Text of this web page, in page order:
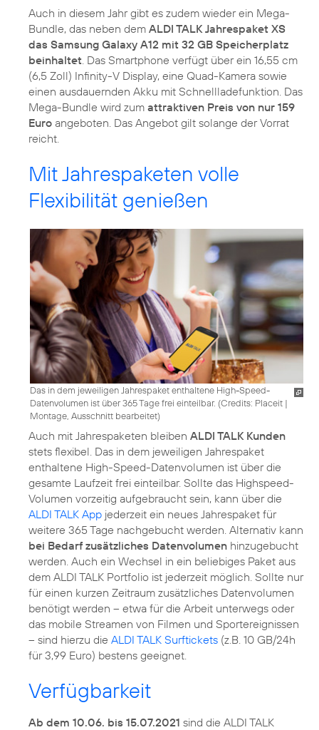
Auch in diesem Jahr gibt es zudem wieder ein Mega-
Bundle, das neben dem ALDI TALK Jahrespaket XS
das Samsung Galaxy A12 mit 32 GB Speicherplatz
beinhaltet. Das Smartphone verfügt über ein 16,55 cm
(6,5 Zoll) Infinity-V Display, eine Quad-Kamera sowie
einen ausdauernden Akku mit Schnellladefunktion. Das
Mega-Bundle wird zum attraktiven Preis von nur 159
Euro angeboten. Das Angebot gilt solange der Vorrat
reicht.
Mit Jahrespaketen volle
Flexibilität genießen
Das in dem jeweiligen Jahrespaket enthaltene High-Speed-
Datenvolumen ist über 365 Tage frei einteilbar. (Credits: Placeit |
Montage, Ausschnitt bearbeitet)
Auch mit Jahrespaketen bleiben ALDI TALK Kunden
stets flexibel. Das in dem jeweiligen Jahrespaket
enthaltene High-Speed-Datenvolumen ist über die
gesamte Laufzeit frei einteilbar. Sollte das Highspeed-
Volumen vorzeitig aufgebraucht sein, kann über die
ALDI TALK App jederzeit ein neues Jahrespaket für
weitere 365 Tage nachgebucht werden. Alternativ kann
bei Bedarf zusätzliches Datenvolumen hinzugebucht
werden. Auch ein Wechsel in ein beliebiges Paket aus
dem ALDI TALK Portfolio ist jederzeit möglich. Sollte nur
für einen kurzen Zeitraum zusätzliches Datenvolumen
benötigt werden – etwa für die Arbeit unterwegs oder
das mobile Streamen von Filmen und Sportereignissen
– sind hierzu die ALDI TALK Surftickets (z.B. 10 GB/24h
für 3,99 Euro) bestens geeignet.
Verfügbarkeit
Ab dem 10.06. bis 15.07.2021 sind die ALDI TALK